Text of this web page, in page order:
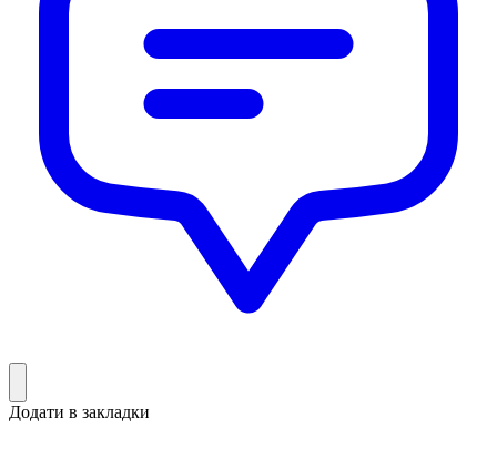
Додати в закладки